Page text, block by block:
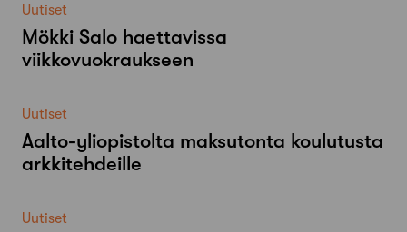
Uutiset
Mökki Salo haettavissa
viikkovuokraukseen
Uutiset
Aalto-​yliopistolta maksutonta koulutusta
arkkitehdeille
Uutiset